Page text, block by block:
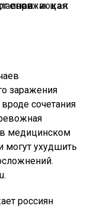
заражения
сочетания
в медицинском
могут ухудшить
россиян